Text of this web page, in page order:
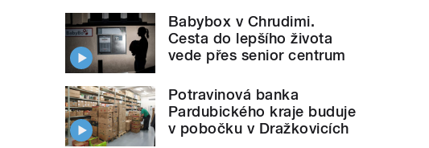
Babybox v Chrudimi.
Cesta do lepšího života
vede přes senior centrum
Potravinová banka
Pardubického kraje buduje
v pobočku v Dražkovicích